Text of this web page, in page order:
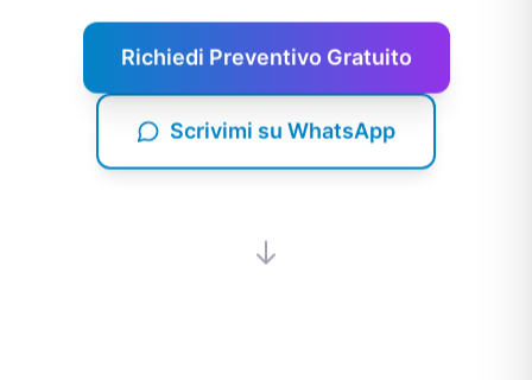
Richiedi Preventivo Gratuito
Scrivimi su WhatsApp